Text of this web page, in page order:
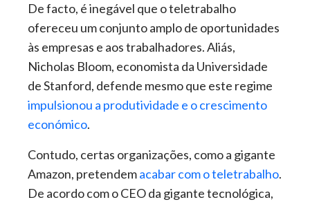
De facto, é inegável que o teletrabalho
ofereceu um conjunto amplo de oportunidades
às empresas e aos trabalhadores. Aliás,
Nicholas Bloom, economista da Universidade
de Stanford, defende mesmo que este regime
impulsionou a produtividade e o crescimento
económico.
Contudo, certas organizações, como a gigante
Amazon, pretendemacabar com o teletrabalho.
De acordo com o CEO da gigante tecnológica,